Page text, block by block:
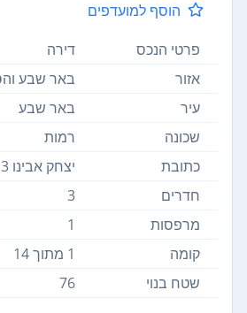
הוסף למועדפים
פרטי הנכס
דירה
אזור
באר שבע
עיר
באר שבע
שכונה
רמות
כתובת
יצחק אבינו 13
חדרים
3
מרפסות
1
קומה
1 מתוך 14
שטח בנוי
76